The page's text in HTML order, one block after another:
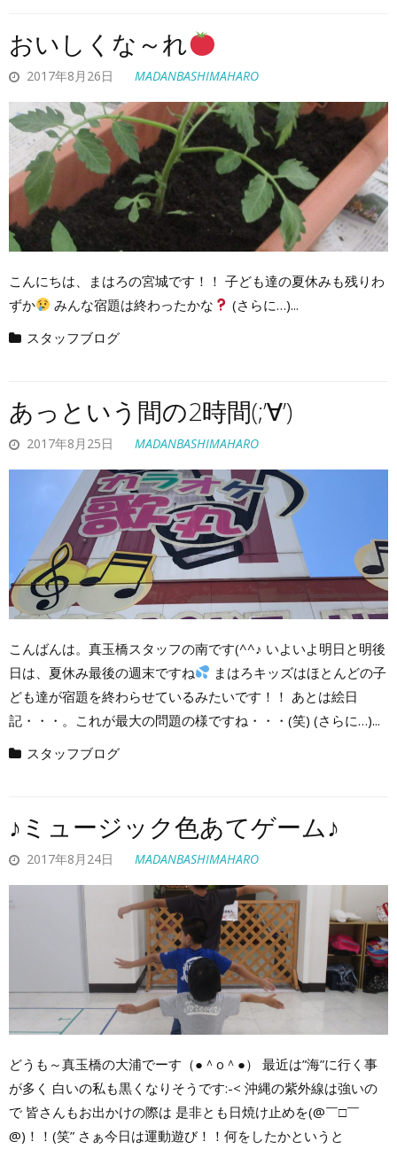
おいしくな～れ
2017年8月26日 MADANBASHIMAHARO
こんにちは、まはろの宮城です！！ 子ども達の夏休みも残りわ
ずか
みんな宿題は終わったかな
(さらに…)...
スタッフブログ
あっという間の2時間(;’∀’)
2017年8月25日 MADANBASHIMAHARO
こんばんは。真玉橋スタッフの南です(^^♪ いよいよ明日と明後
日は、夏休み最後の週末ですね
まはろキッズはほとんどの子
ども達が宿題を終わらせているみたいです！！ あとは絵日
記・・・。これが最大の問題の様ですね・・・(笑) (さらに…)...
スタッフブログ
♪ミュージック色あてゲーム♪
2017年8月24日 MADANBASHIMAHARO
どうも～真玉橋の大浦でーす（●＾o＾●） 最近は”海”に行く事
が多く 白いの私も黒くなりそうです:-< 沖縄の紫外線は強いの
で 皆さんもお出かけの際は 是非とも日焼け止めを(@￣□￣
@)！！(笑” さぁ今日は運動遊び！！何をしたかというと